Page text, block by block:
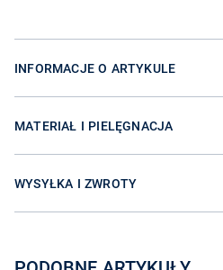
INFORMACJE O ARTYKULE
MATERIAŁ I PIELĘGNACJA
WYSYŁKA I ZWROTY